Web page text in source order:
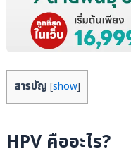
สารบัญ [show]
HPV คืออะไร?